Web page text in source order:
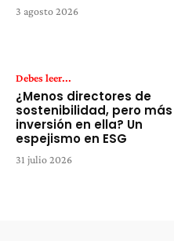
3 agosto 2026
Debes leer...
¿Menos directores de
sostenibilidad, pero más
inversión en ella? Un
espejismo en ESG
31 julio 2026